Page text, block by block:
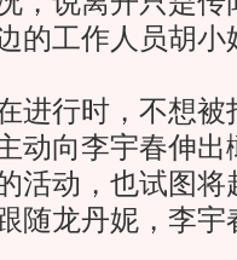
的工作人员胡小
行时，不想被
动向李宇春伸出
活动，也试图将
随龙丹妮，李宇